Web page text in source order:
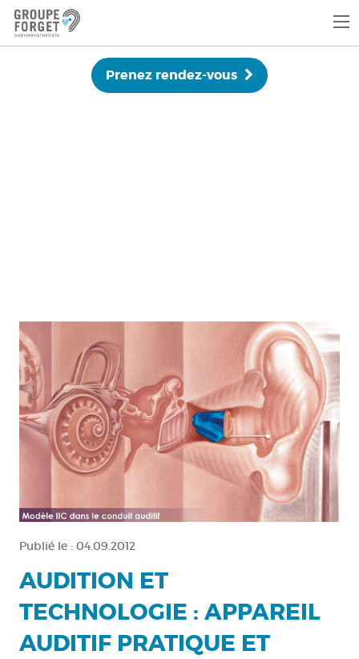
Prenez rendez-vous
Publié le : 04.09.2012
AUDITION ET
TECHNOLOGIE : APPAREIL
AUDITIF PRATIQUE ET